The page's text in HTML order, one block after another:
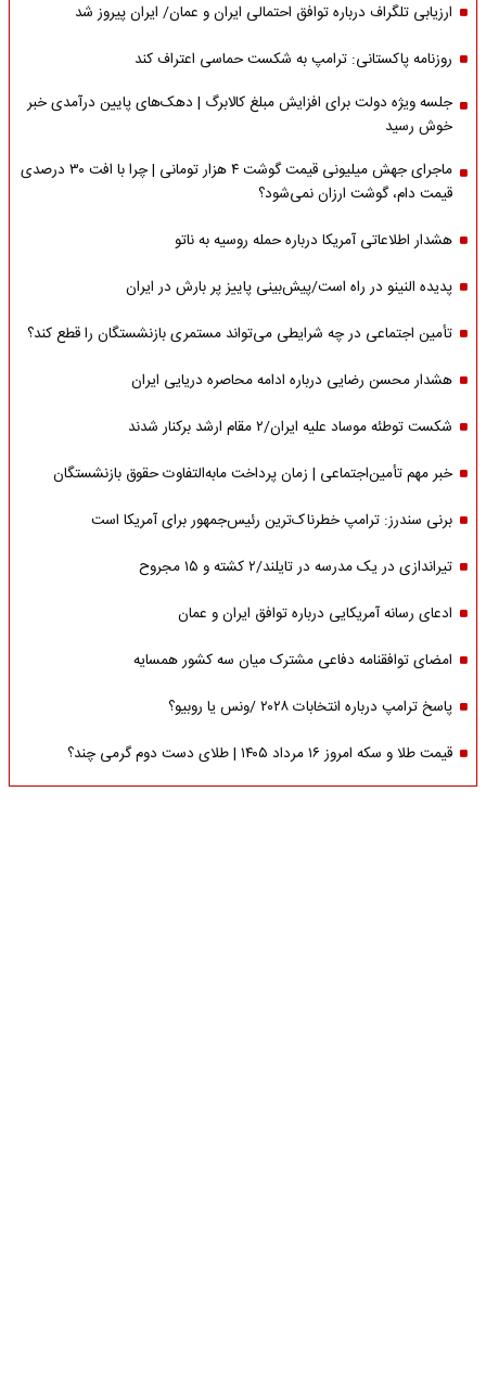
ارزیابی تلگراف درباره توافق احتمالی ایران و عمان/ ایران پیروز شد
روزنامه پاکستانی: ترامپ به شکست حماسی اعتراف کند
جلسه ویژه دولت برای افزایش مبلغ کالابرگ | دهک‌های پایین درآمدی خبر
خوش رسید
ماجرای جهش میلیونی قیمت گوشت ۴ هزار تومانی | چرا با افت ۳۰ درصدی
قیمت دام، گوشت ارزان نمی‌شود؟
هشدار اطلاعاتی آمریکا درباره حمله روسیه به ناتو
پدیده النینو در راه است/پیش‌بینی پاییز پر بارش در ایران
تأمین اجتماعی در چه شرایطی می‌تواند مستمری بازنشستگان را قطع کند؟
هشدار محسن رضایی درباره ادامه محاصره دریایی ایران
شکست توطئه موساد علیه ایران/۲ مقام‌ ارشد برکنار شدند
خبر مهم تأمین‌اجتماعی | زمان پرداخت مابه‌التفاوت حقوق بازنشستگان
برنی سندرز: ترامپ خطرناک‌ترین رئیس‌جمهور برای آمریکا است
تیراندازی در یک مدرسه در تایلند/۲ کشته و ۱۵ مجروح
ادعای رسانه آمریکایی درباره توافق ایران و عمان
امضای توافقنامه دفاعی مشترک میان سه کشور همسایه
پاسخ ترامپ درباره انتخابات ۲۰۲۸ /ونس یا روبیو؟
قیمت طلا و سکه امروز ۱۶ مرداد ۱۴۰۵ | طلای دست دوم گرمی چند؟